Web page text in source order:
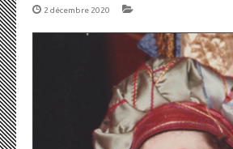
2 décembre 2020